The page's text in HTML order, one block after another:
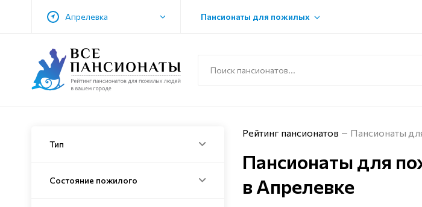
Апрелевка Пансионаты для пожилых
Тип
Состояние пожилого
Рейтинг пансионатов Пансионаты
Пансионаты для
в Апрелевке